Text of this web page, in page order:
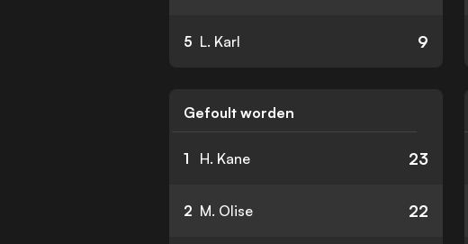
5 L. Karl 9
Gefoult worden
1 H. Kane 23
2 M. Olise 22